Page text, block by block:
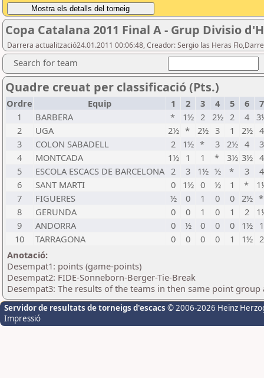
Copa Catalana 2011 Final A - Grup Divisio
Darrera actualització24.01.2011 00:06:48, Creador: Sergio las Heras
Search for team
Quadre creuat per classificació (Pts.)
Ordre Equip 1 2 3 4 5 6
7
1
BARBERA * 1½ 2 2½ 2 4
2
UGA 2½ * 2½ 3 1 2½ 4
3
COLON SABADELL 2 1½ * 3 2½ 4
3
4
MONTCADA 1½ 1 1 * 3½ 3½ 4
5
ESCOLA ESCACS DE BARCELONA 2 3 1½ ½ * 3
4
6
SANT MARTI 0 1½ 0 ½ 1 *
7
FIGUERES ½ 0 1 0 0 2½
8
GERUNDA 0 0 1 0 1 2
9
ANDORRA 0 ½ 0 0 0 1½ 1
10
TARRAGONA 0 0 0 0 1 1½ 2
Anotació:
Desempat1: points (game-points)
Desempat2: FIDE-Sonneborn-Berger-Tie-Break
Desempat3: The results of the teams in then same point
Servidor de resultats de torneigs d'escacs © 2006-2026 Heinz
Impressió